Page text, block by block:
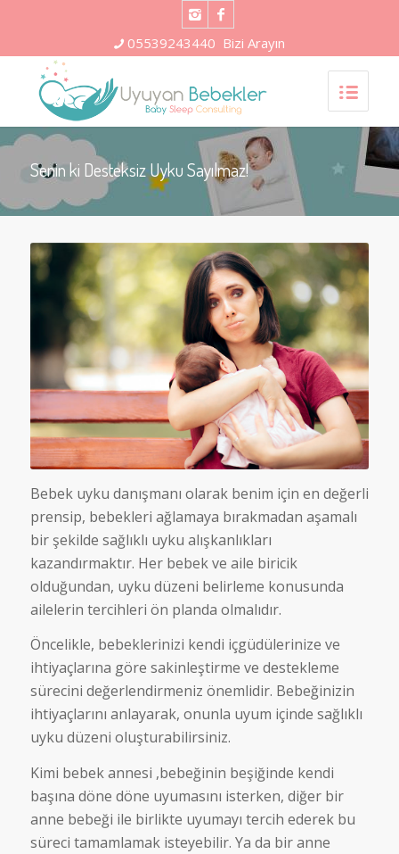
05539243440 Bizi Arayın
Senin ki Desteksiz Uyku Sayılmaz!
Bebek uyku danışmanı olarak benim için en değerli
prensip, bebekleri ağlamaya bırakmadan aşamalı
bir şekilde sağlıklı uyku alışkanlıkları
kazandırmaktır. Her bebek ve aile biricik
olduğundan, uyku düzeni belirleme konusunda
ailelerin tercihleri ön planda olmalıdır.
Öncelikle, bebeklerinizi kendi içgüdülerinize ve
ihtiyaçlarına göre sakinleştirme ve destekleme
sürecini değerlendirmeniz önemlidir. Bebeğinizin
ihtiyaçlarını anlayarak, onunla uyum içinde sağlıklı
uyku düzeni oluşturabilirsiniz.
Kimi bebek annesi ,bebeğinin beşiğinde kendi
başına döne döne uyumasını isterken, diğer bir
anne bebeği ile birlikte uyumayı tercih ederek bu
süreci tamamlamak isteyebilir. Ya da bir anne